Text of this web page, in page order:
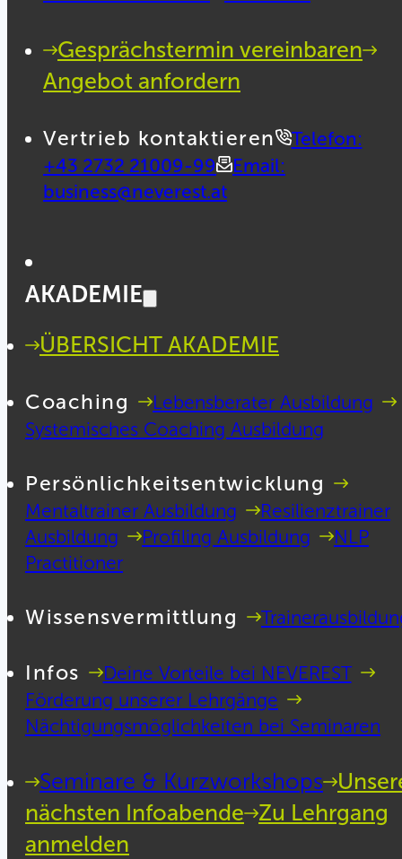
Gesprächstermin vereinbaren
Angebot anfordern
Vertrieb kontaktieren
Telefon:
+43 2732 21009-99
Email:
business@neverest.at
AKADEMIE
ÜBERSICHT AKADEMIE
Coaching
Lebensberater Ausbildung
Systemisches Coaching Ausbildung
Persönlichkeitsentwicklung
Mentaltrainer Ausbildung
Resilienztrainer
Ausbildung
Profiling Ausbildung
NLP
Practitioner
Wissensvermittlung
Infos
Deine Vorteile bei NEVEREST
Förderung unserer Lehrgänge
Nächtigungsmöglichkeiten bei Seminaren
Seminare & Kurzworkshops
nächsten Infoabende Zu Lehrgang
anmelden